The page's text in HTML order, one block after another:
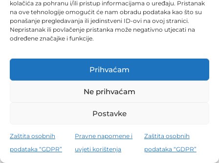
kolačića za pohranu i/ili pristup informacijama o uređaju. Pristanak
na ove tehnologije omogućit će nam obradu podataka kao što su
ponašanje pregledavanja ili jedinstveni ID-ovi na ovoj stranici.
Nepristanak ili povlačenje pristanka može negativno utjecati na
određene značajke i funkcije.
Prihvaćam
Ne prihvaćam
Postavke
Zaštita osobnih
podataka “GDPR”
Pravne napomene i
uvjeti korištenja
Zaštita osobnih
podataka “GDPR”